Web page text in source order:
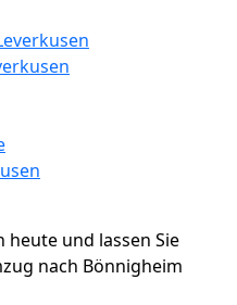
heute und lassen Sie
nach Bönnigheim